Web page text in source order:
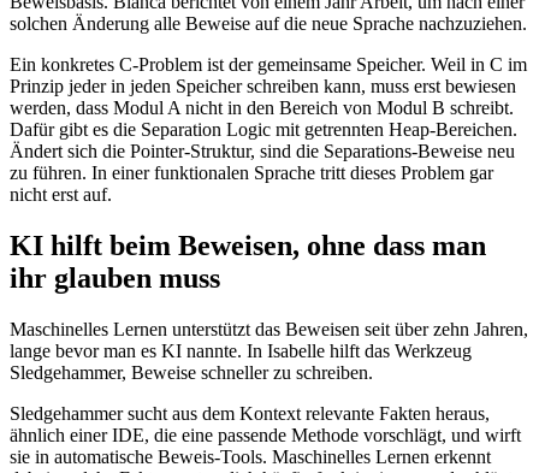
solchen Änderung alle Beweise auf die neue Sprache nachzuziehen.
Ein konkretes C-Problem ist der gemeinsame Speicher. Weil in C im
Prinzip jeder in jeden Speicher schreiben kann, muss erst bewiesen
werden, dass Modul A nicht in den Bereich von Modul B schreibt.
Dafür gibt es die Separation Logic mit getrennten Heap-Bereichen.
Ändert sich die Pointer-Struktur, sind die Separations-Beweise neu
zu führen. In einer funktionalen Sprache tritt dieses Problem gar
nicht erst auf.
KI hilft beim Beweisen, ohne dass man
ihr glauben muss
Maschinelles Lernen unterstützt das Beweisen seit über zehn Jahren,
lange bevor man es KI nannte. In Isabelle hilft das Werkzeug
Sledgehammer, Beweise schneller zu schreiben.
Sledgehammer sucht aus dem Kontext relevante Fakten heraus,
ähnlich einer IDE, die eine passende Methode vorschlägt, und wirft
sie in automatische Beweis-Tools. Maschinelles Lernen erkennt